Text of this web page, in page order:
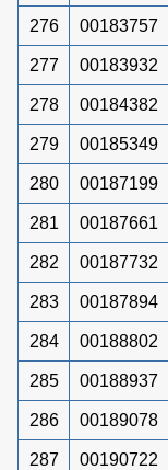
276 00183757
277 00183932
278 00184382
279 00185349
280 00187199
281 00187661
282 00187732
283 00187894
284 00188802
285 00188937
286 00189078
287 00190722